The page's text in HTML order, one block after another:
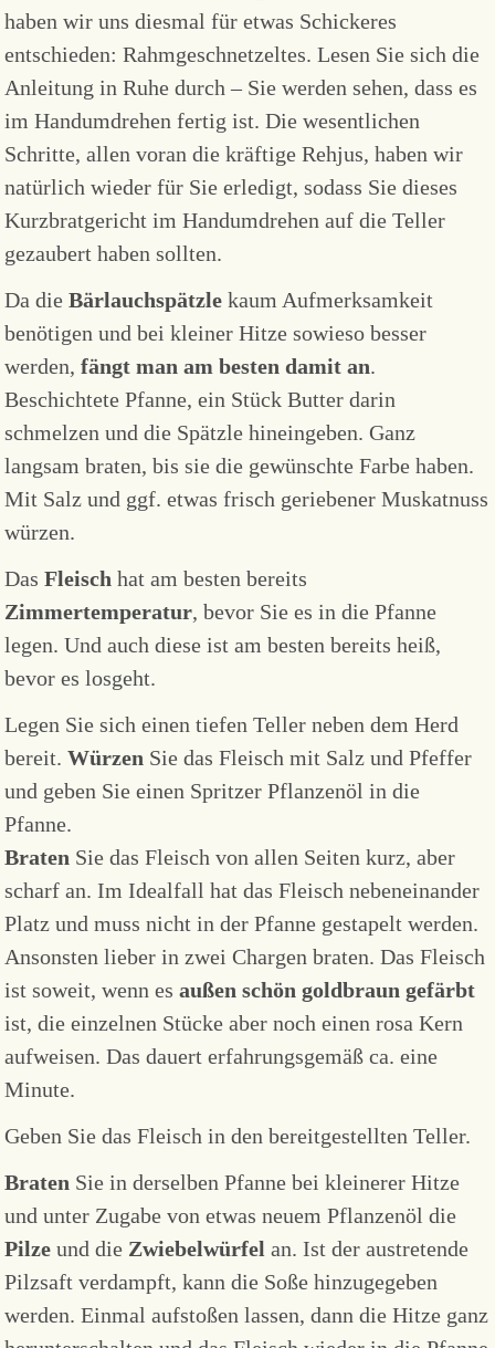
haben wir uns diesmal für etwas Schickeres
entschieden: Rahmgeschnetzeltes. Lesen Sie sich die
Anleitung in Ruhe durch – Sie werden sehen, dass es
im Handumdrehen fertig ist. Die wesentlichen
Schritte, allen voran die kräftige Rehjus, haben wir
natürlich wieder für Sie erledigt, sodass Sie dieses
Kurzbratgericht im Handumdrehen auf die Teller
gezaubert haben sollten.
Da dieBärlauchspätzle kaum Aufmerksamkeit
benötigen und bei kleiner Hitze sowieso besser
werden,fängt man am besten damit an.
Beschichtete Pfanne, ein Stück Butter darin
schmelzen und die Spätzle hineingeben. Ganz
langsam braten, bis sie die gewünschte Farbe haben.
Mit Salz und ggf. etwas frisch geriebener Muskatnuss
würzen.
DasFleisch hat am besten bereits
Zimmertemperatur, bevor Sie es in die Pfanne
legen. Und auch diese ist am besten bereits heiß,
bevor es losgeht.
Legen Sie sich einen tiefen Teller neben dem Herd
bereit.Würzen Sie das Fleisch mit Salz und Pfeffer
und geben Sie einen Spritzer Pflanzenöl in die
Pfanne.
Braten Sie das Fleisch von allen Seiten kurz, aber
scharf an. Im Idealfall hat das Fleisch nebeneinander
Platz und muss nicht in der Pfanne gestapelt werden.
Ansonsten lieber in zwei Chargen braten. Das Fleisch
ist soweit, wenn esaußen schön goldbraun gefärbt
ist, die einzelnen Stücke aber noch einen rosa Kern
aufweisen. Das dauert erfahrungsgemäß ca. eine
Minute.
Geben Sie das Fleisch in den bereitgestellten Teller.
Braten Sie in derselben Pfanne bei kleinerer Hitze
und unter Zugabe von etwas neuem Pflanzenöl die
Pilze und die Zwiebelwürfel an. Ist der austretende
Pilzsaft verdampft, kann die Soße hinzugegeben
werden. Einmal aufstoßen lassen, dann die Hitze ganz